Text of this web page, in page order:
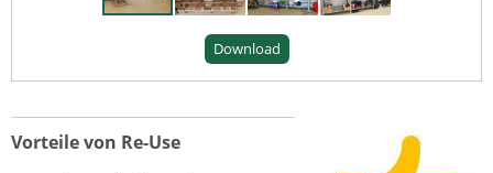
Download
Vorteile von Re-Use